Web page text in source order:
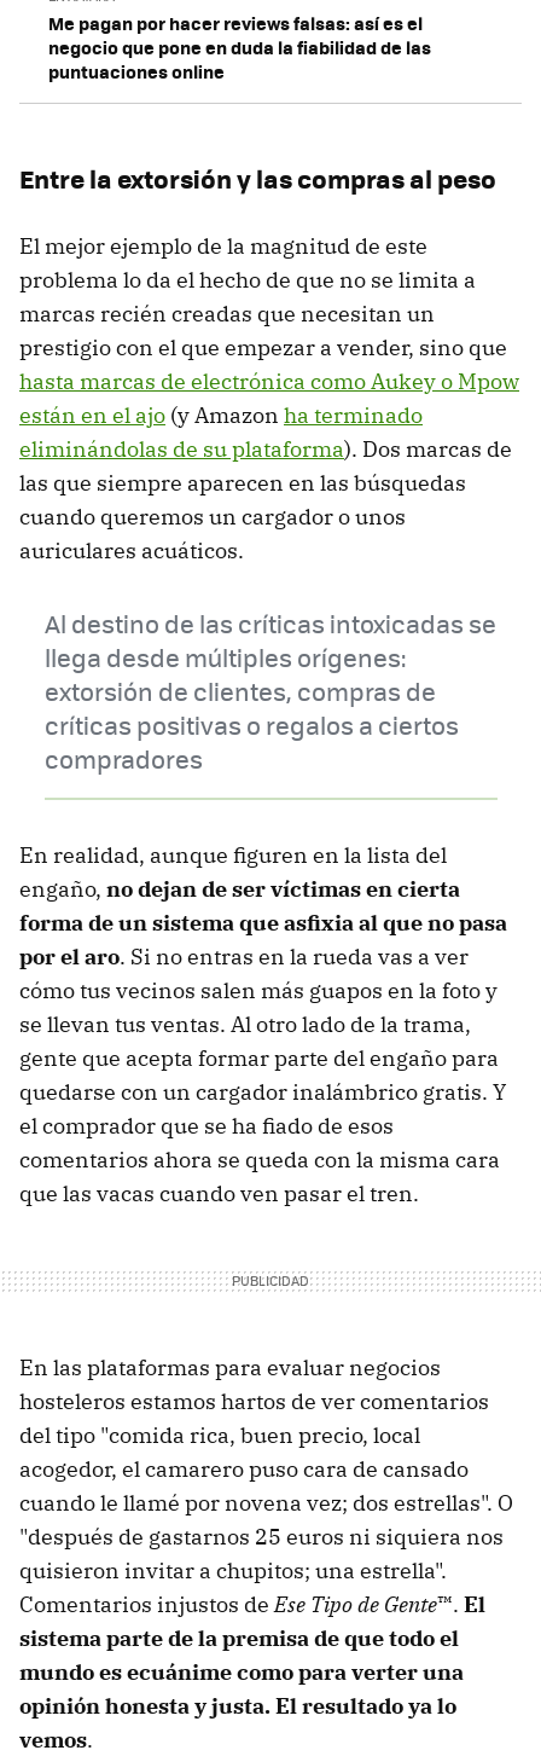
Me pagan por hacer reviews falsas: así es el
negocio que pone en duda la fiabilidad de las
puntuaciones online
Entre la extorsión y las compras al peso
El mejor ejemplo de la magnitud de este
problema lo da el hecho de que no se limita a
marcas recién creadas que necesitan un
prestigio con el que empezar a vender, sino que
hasta marcas de electrónica como Aukey o Mpow
están en el ajo (y Amazon ha terminado
eliminándolas de su plataforma). Dos marcas de
las que siempre aparecen en las búsquedas
cuando queremos un cargador o unos
auriculares acuáticos.
Al destino de las críticas intoxicadas se
llega desde múltiples orígenes:
extorsión de clientes, compras de
críticas positivas o regalos a ciertos
compradores
En realidad, aunque figuren en la lista del
engaño, no dejan de ser víctimas en cierta
forma de un sistema que asfixia al que no pasa
por el aro. Si no entras en la rueda vas a ver
cómo tus vecinos salen más guapos en la foto y
se llevan tus ventas. Al otro lado de la trama,
gente que acepta formar parte del engaño para
quedarse con un cargador inalámbrico gratis. Y
el comprador que se ha fiado de esos
comentarios ahora se queda con la misma cara
que las vacas cuando ven pasar el tren.
En las plataformas para evaluar negocios
hosteleros estamos hartos de ver comentarios
del tipo "comida rica, buen precio, local
acogedor, el camarero puso cara de cansado
cuando le llamé por novena vez; dos estrellas". O
"después de gastarnos 25 euros ni siquiera nos
quisieron invitar a chupitos; una estrella".
Comentarios injustos deEse Tipo de Gente™. El
sistema parte de la premisa de que todo el
mundo es ecuánime como para verter una
opinión honesta y justa. El resultado ya lo
vemos.